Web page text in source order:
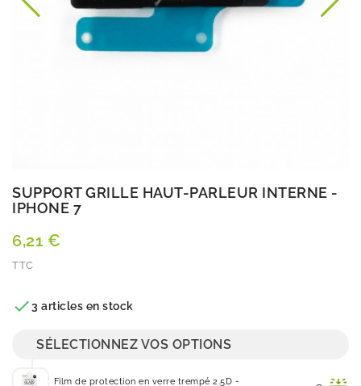
SUPPORT GRILLE HAUT-PARLEUR INTERNE -
IPHONE 7
6,21 €
TTC
3 articles en stock
SÉLECTIONNEZ VOS OPTIONS
Film de protection en verre trempé 2.5D -